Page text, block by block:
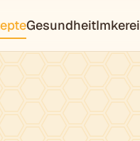
GesundheitImkerei